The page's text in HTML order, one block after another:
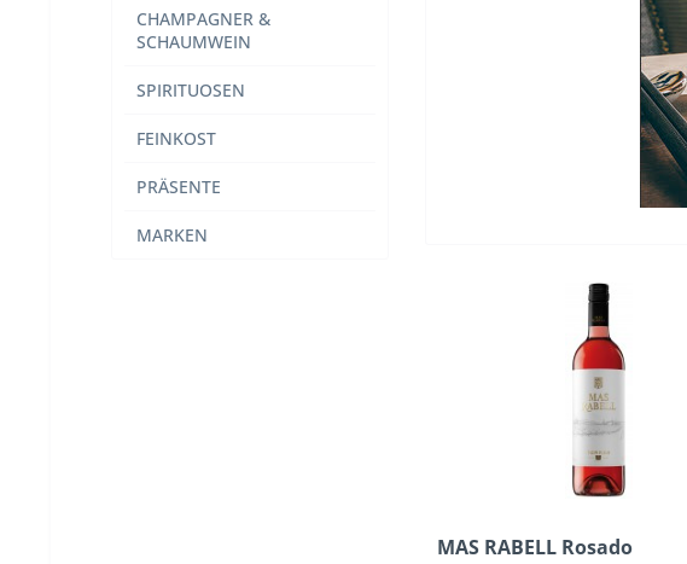
CHAMPAGNER &
SCHAUMWEIN
SPIRITUOSEN
FEINKOST
PRÄSENTE
MARKEN
MAS RABELL Rosado